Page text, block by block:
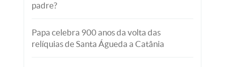
padre?
Papa celebra 900 anos da volta das
relíquias de Santa Águeda a Catânia